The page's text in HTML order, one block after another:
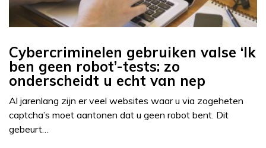
Cybercriminelen gebruiken valse ‘Ik
ben geen robot’-tests: zo
onderscheidt u echt van nep
Al jarenlang zijn er veel websites waar u via zogeheten
captcha’s moet aantonen dat u geen robot bent. Dit
gebeurt…